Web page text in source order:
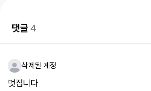
댓글4
삭제된 계정
멋집니다